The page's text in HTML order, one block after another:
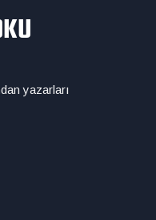
yazarları